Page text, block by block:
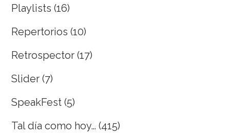
Playlists (16)
Repertorios (10)
Retrospector (17)
Slider (7)
SpeakFest (5)
Tal día como hoy… (415)